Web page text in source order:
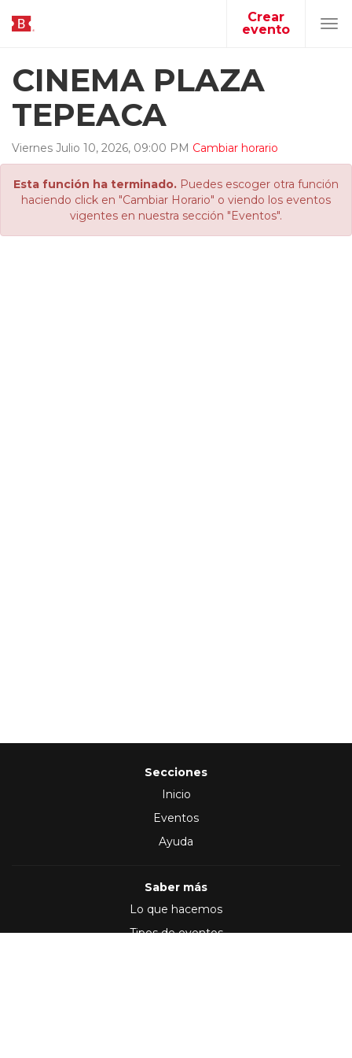
Crear
evento
CINEMA PLAZA
TEPEACA
Viernes Julio 10, 2026, 09:00 PM Cambiar horario
Esta función ha terminado. Puedes escoger otra función
haciendo click en "Cambiar Horario" o viendo los eventos
vigentes en nuestra sección "Eventos".
Secciones
Inicio
Eventos
Ayuda
Saber más
Lo que hacemos
Tipos de eventos